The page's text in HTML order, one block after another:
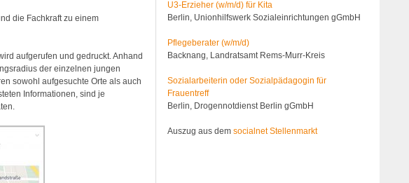
die Fachkraft zu einem
aufgerufen und gedruckt. Anhand
der einzelnen jungen
sowohl aufgesuchte Orte als auch
Informationen, sind je
U3-Erzieher (w/m/d) für Kita
Berlin, Unionhilfswerk Sozialeinrichtungen gGmbH
Pflegeberater (w/m/d)
Backnang, Landratsamt Rems-Murr-Kreis
Sozialarbeiterin oder Sozialpädagogin für
Frauentreff
Berlin, Drogennotdienst Berlin gGmbH
Auszug aus dem socialnet Stellenmarkt